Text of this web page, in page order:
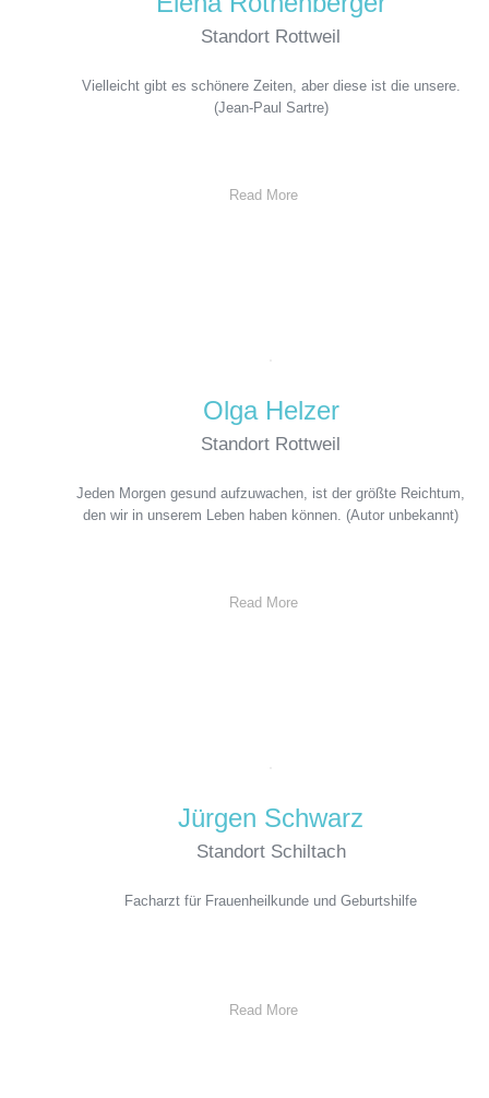
Standort Rottweil
Vielleicht gibt es schönere Zeiten, aber diese ist die unsere.
(Jean-Paul Sartre)
Read More
Olga Helzer
Standort Rottweil
Jeden Morgen gesund aufzuwachen, ist der größte Reichtum,
den wir in unserem Leben haben können. (Autor unbekannt)
Read More
Jürgen Schwarz
Standort Schiltach
Facharzt für Frauenheilkunde und Geburtshilfe
Read More